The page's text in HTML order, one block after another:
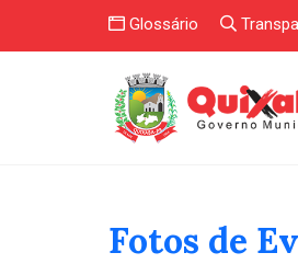
Glossário
Fotos de